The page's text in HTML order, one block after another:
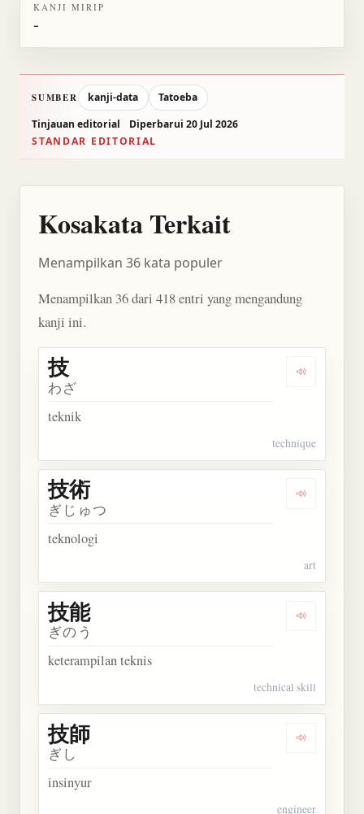
KANJI MIRIP
-
SUMBER kanji-data
Tatoeba
Tinjauan editorial
Diperbarui 20 Jul 2026
STANDAR EDITORIAL
Kosakata Terkait
Menampilkan 36 kata populer
Menampilkan 36 dari 418 entri yang mengandung
kanji ini.
Dengarkan
技
わざ
teknik
technique
Dengarkan
技術
ぎじゅつ
teknologi
art
Dengarkan
技能
ぎのう
keterampilan teknis
technical skill
Dengarkan
技師
ぎし
insinyur
engineer